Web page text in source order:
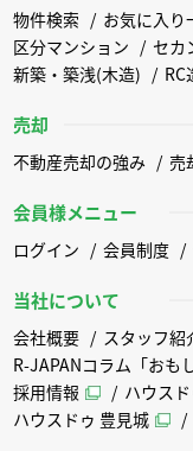
物件検索 お気に入り
区分マンション
セカ
新築・築浅(木造)
RC
売却
不動産売却の強み 売
会員様メニュー
ログイン 会員制度
当社について
会社概要 スタッフ紹
R-JAPANコラム「おも
採用情報
ハウス
ハウスドゥ 豊見城